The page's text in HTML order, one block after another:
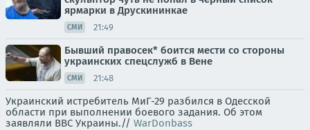
ярмарки в Друскининкае
СМИ 21:49
Бывший правосек* боится мести со стороны
украинских спецслужб в Вене
СМИ 21:48
Украинский истребитель МиГ-29 разбился в Одесской
области при выполнении боевого задания. Об этом
заявляли ВВС Украины.// WarDonbass